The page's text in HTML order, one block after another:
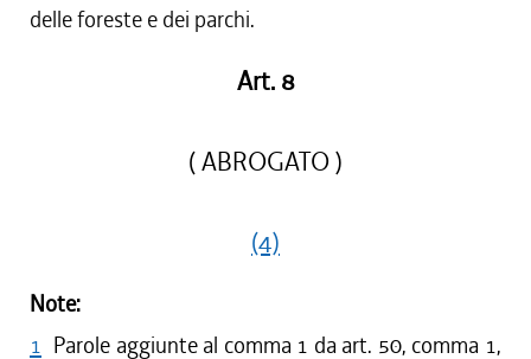
delle foreste e dei parchi.
Art. 8
( ABROGATO )
(4)
Note:
1 Parole aggiunte al comma 1 da art. 50, comma 1,